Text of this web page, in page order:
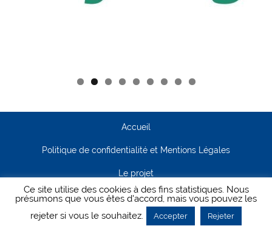
Accueil
Politique de confidentialité et Mentions Légales
Le projet
Contact
Ce site utilise des cookies à des fins statistiques. Nous
présumons que vous êtes d'accord, mais vous pouvez les
rejeter si vous le souhaitez.
Accepter Rejeter